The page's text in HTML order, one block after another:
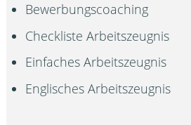
Bewerbungscoaching
Checkliste Arbeitszeugnis
Einfaches Arbeitszeugnis
Englisches Arbeitszeugnis